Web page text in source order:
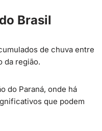
Brasil
de chuva entre
da região.
do Paraná, onde há
que podem